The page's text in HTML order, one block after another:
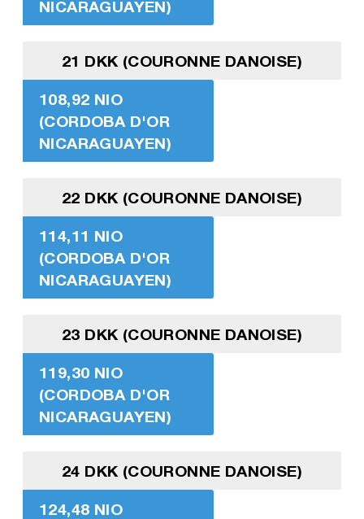
NICARAGUAYEN)
21 DKK (COURONNE DANOISE)
108,92 NIO
(CORDOBA D'OR
NICARAGUAYEN)
22 DKK (COURONNE DANOISE)
114,11 NIO
(CORDOBA D'OR
NICARAGUAYEN)
23 DKK (COURONNE DANOISE)
119,30 NIO
(CORDOBA D'OR
NICARAGUAYEN)
24 DKK (COURONNE DANOISE)
124,48 NIO